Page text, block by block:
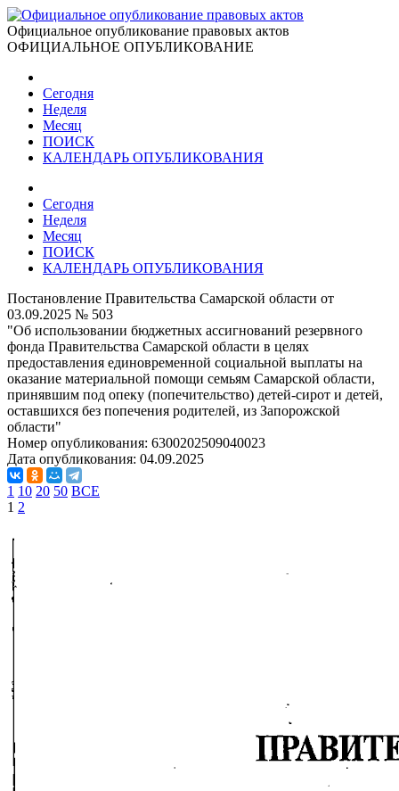
Официальное опубликование правовых актов
ОФИЦИАЛЬНОЕ ОПУБЛИКОВАНИЕ
Сегодня
Неделя
Месяц
ПОИСК
КАЛЕНДАРЬ ОПУБЛИКОВАНИЯ
Сегодня
Неделя
Месяц
ПОИСК
КАЛЕНДАРЬ ОПУБЛИКОВАНИЯ
Постановление Правительства Самарской области от
03.09.2025 № 503
"Об использовании бюджетных ассигнований резервного
фонда Правительства Самарской области в целях
предоставления единовременной социальной выплаты на
оказание материальной помощи семьям Самарской области,
принявшим под опеку (попечительство) детей-сирот и детей,
оставшихся без попечения родителей, из Запорожской
области"
Номер опубликования: 6300202509040023
Дата опубликования: 04.09.2025
1 10 20 50 ВСЕ
1 2